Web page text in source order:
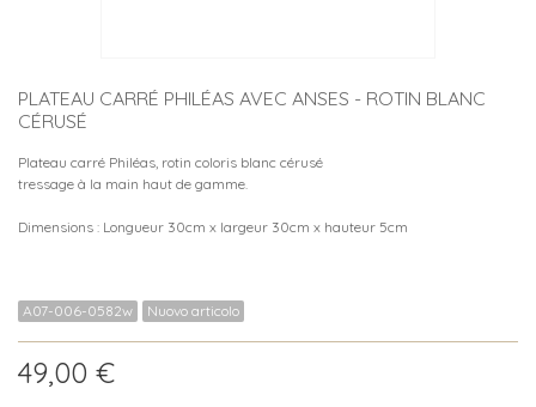
PLATEAU CARRÉ PHILÉAS AVEC ANSES - ROTIN BLANC
CÉRUSÉ
Plateau carré Philéas, rotin coloris blanc cérusé
tressage à la main haut de gamme.
Dimensions : Longueur 30cm x largeur 30cm x hauteur 5cm
A07-006-0582w Nuovo articolo
49,00 €